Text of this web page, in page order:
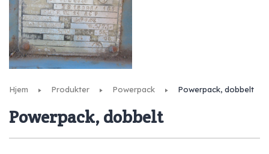
Hjem Produkter Powerpack Powerpack, dobbelt
Powerpack, dobbelt